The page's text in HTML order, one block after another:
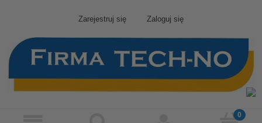
Zarejestruj się Zaloguj się